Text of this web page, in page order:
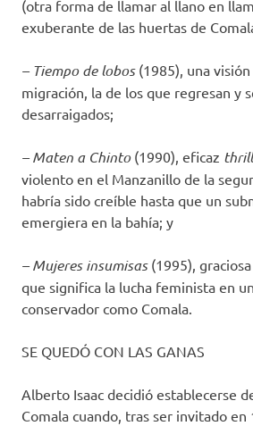
(otra forma de llamar al llano en
exuberante de las huertas de
– Tiempo de lobos(1985), una
migración, la de los que regresan y
desarraigados;
– Maten a Chinto(1990), eficaz
violento en el Manzanillo de la
habría sido creíble hasta que un
emergiera en la bahía; y
– Mujeres insumisas (1995),
que significa la lucha feminista en
conservador como Comala.
SE QUEDÓ CON LAS GANAS
Alberto Isaac decidió establecerse
Comala cuando, tras ser invitado